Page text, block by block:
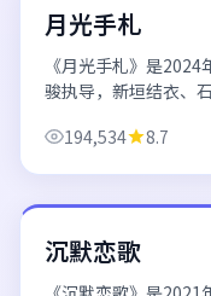
日本
月光手札
《月光手札》是
骏执导，新垣结衣、
影电视剧在线播放平台
194,534 8.7
韩国
沉默恋歌